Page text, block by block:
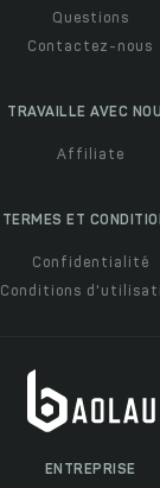
Questions
Contactez-nous
TRAVAILLE AVEC
Affiliate
TERMES ET
Confidentialité
Conditions
ENTREPRISE